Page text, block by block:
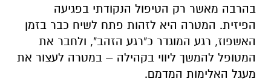
בהרבה מאשר רק הטיפול הנקודתי בפגיעה
הפיזית. המטרה היא לזהות פתח לשיח כבר בזמן
האשפוז, רגע המוגדר כ"רגע הזהב", ולחבר את
המטופל להמשך ליווי בקהילה – במטרה לעצור את
מעגל האלימות המדמם.